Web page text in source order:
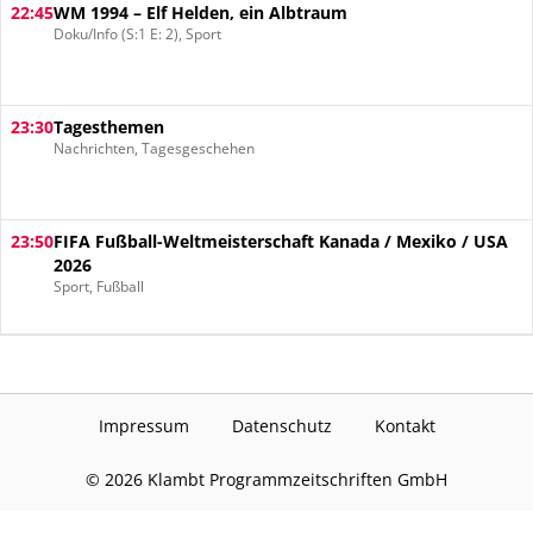
22:45WM 1994 – Elf Helden, ein Albtraum
Doku/Info (S:1 E: 2), Sport
23:30Tagesthemen
Nachrichten, Tagesgeschehen
23:50FIFA Fußball-Weltmeisterschaft Kanada / Mexiko / USA
2026
Sport, Fußball
Impressum Datenschutz Kontakt
© 2026 Klambt Programmzeitschriften GmbH